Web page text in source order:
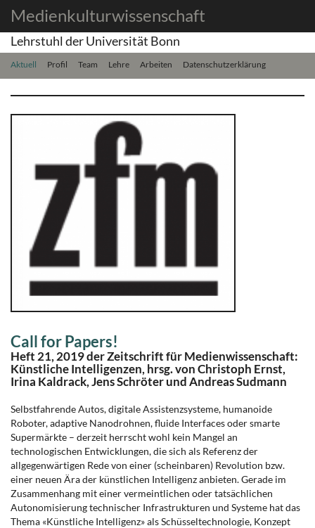
Medienkulturwissenschaft
Lehrstuhl der Universität Bonn
Aktuell Profil Team Lehre Arbeiten Datenschutzerklärung
Call for Papers!
Heft 21, 2019 der Zeitschrift für Medienwissenschaft:
Künstliche Intelligenzen, hrsg. von Christoph Ernst,
Irina Kaldrack, Jens Schröter und Andreas Sudmann
Selbstfahrende Autos, digitale Assistenzsysteme, humanoide
Roboter, adaptive Nanodrohnen, fluide Interfaces oder smarte
Supermärkte – derzeit herrscht wohl kein Mangel an
technologischen Entwicklungen, die sich als Referenz der
allgegenwärtigen Rede von einer (scheinbaren) Revolution bzw.
einer neuen Ära der künstlichen Intelligenz anbieten. Gerade im
Zusammenhang mit einer vermeintlichen oder tatsächlichen
Autonomisierung technischer Infrastrukturen und Systeme hat das
Thema «Künstliche Intelligenz» als Schüsseltechnologie, Konzept